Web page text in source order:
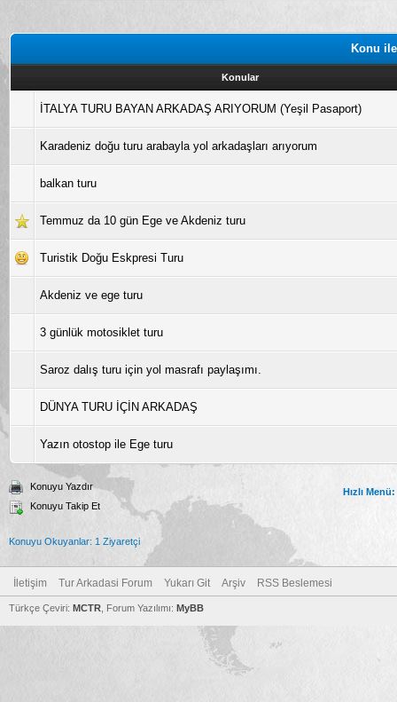
Konu
Konular
İTALYA TURU BAYAN ARKADAŞ ARIYORUM (Yeşil Pasaport)
Karadeniz doğu turu arabayla yol arkadaşları arıyorum
balkan turu
Temmuz da 10 gün Ege ve Akdeniz turu
Turistik Doğu Eskpresi Turu
Akdeniz ve ege turu
3 günlük motosiklet turu
Saroz dalış turu için yol masrafı paylaşımı.
DÜNYA TURU İÇİN ARKADAŞ
Yazın otostop ile Ege turu
Konuyu Yazdır
Konuyu Takip Et
Hızlı Menü:
Konuyu Okuyanlar: 1 Ziyaretçi
İletişim Tur Arkadasi Forum Yukarı Git Arşiv RSS Beslemesi
Türkçe Çeviri: MCTR , Forum Yazılımı: MyBB